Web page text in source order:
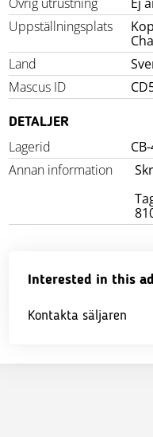
Uppställningsplats
Land
Mascus ID
DETALJER
Lagerid
Annan information
Interested in this
Kontakta säljaren